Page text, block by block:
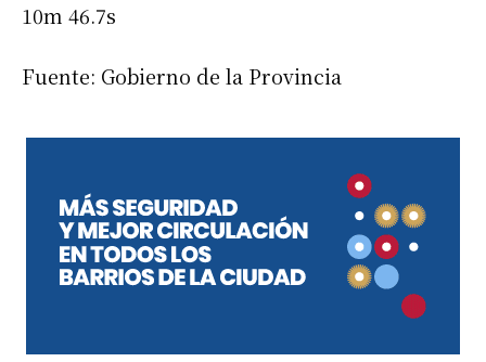
10m 46.7s
Fuente: Gobierno de la Provincia